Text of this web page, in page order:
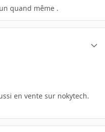
quand même .
en vente sur nokytech.